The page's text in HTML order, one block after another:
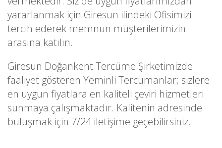
yararlanmak için Giresun ilindeki Ofisimizi
tercih ederek memnun müşterilerimizin
arasına katılın.
Giresun Doğankent Tercüme Şirketimizde
faaliyet gösteren Yeminli Tercümanlar; sizlere
en uygun fiyatlara en kaliteli çeviri hizmetleri
sunmaya çalışmaktadır. Kalitenin adresinde
buluşmak için 7/24 iletişime geçebilirsiniz.